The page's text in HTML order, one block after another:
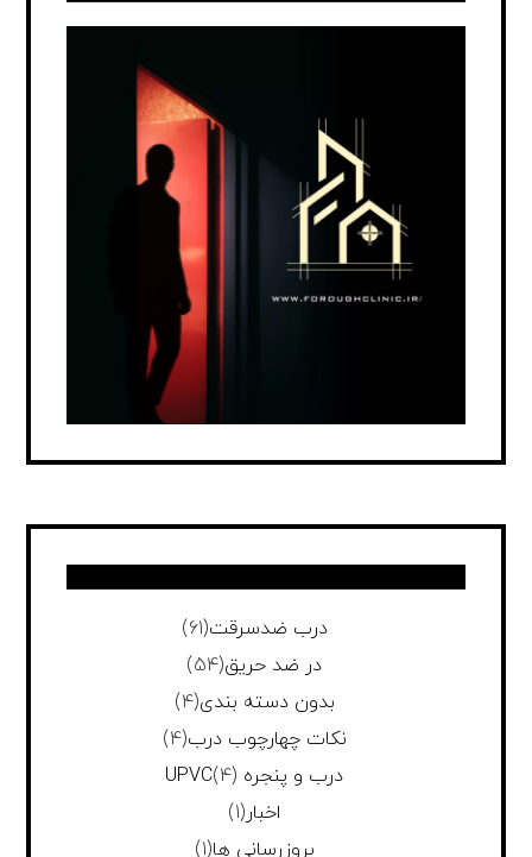
درب ضدسرقت(61)
در ضد حریق(54)
بدون دسته بندی(4)
نکات چهارچوب درب(4)
درب و پنجره UPVC (4)
اخبار(1)
بروزرسانی ها(1)